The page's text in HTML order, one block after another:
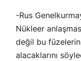
-Rus
Nükleer
değil bu
alacaklarını